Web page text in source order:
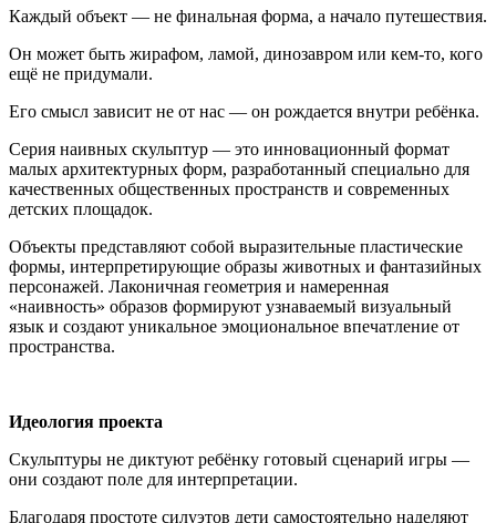
Каждый объект — не финальная форма, а начало путешествия.
Он может быть жирафом, ламой, динозавром или кем-то, кого
ещё не придумали.
Его смысл зависит не от нас — он рождается внутри ребёнка.
Серия наивных скульптур — это инновационный формат
малых архитектурных форм, разработанный специально для
качественных общественных пространств и современных
детских площадок.
Объекты представляют собой выразительные пластические
формы, интерпретирующие образы животных и фантазийных
персонажей. Лаконичная геометрия и намеренная
«наивность» образов формируют узнаваемый визуальный
язык и создают уникальное эмоциональное впечатление от
пространства.
Идеология проекта
Скульптуры не диктуют ребёнку готовый сценарий игры —
они создают поле для интерпретации.
Благодаря простоте силуэтов дети самостоятельно наделяют